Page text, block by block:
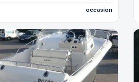
occasion